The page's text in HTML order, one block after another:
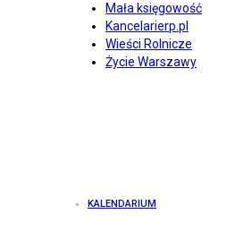
Mała księgowość
Kancelarierp.pl
Wieści Rolnicze
Życie Warszawy
KALENDARIUM